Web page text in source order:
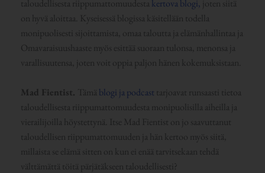
taloudellisesta riippumattomuudesta kertova blogi, joten siitä
on hyvä aloittaa. Kyseisessä blogissa käsitellään todella
monipuolisesti sijoittamista, omaa taloutta ja elämänhallintaa ja
Omavaraisuushaaste myös esittää suoraan tulonsa, menonsa ja
varallisuutensa, joten voit oppia paljon hänen kokemuksistaan.
Mad Fientist. Tämä blogi ja podcast tarjoavat runsaasti tietoa
taloudellisesta riippumattomuudesta monipuolisilla aiheilla ja
vierailijoilla höystettynä. Itse Mad Fientist on jo saavuttanut
taloudellisen riippumattomuuden ja hän kertoo myös siitä,
millaista se elämä sitten on kun ei enää tarvitsekaan tehdä
välttämättä töitä pärjätäkseen taloudellisesti?